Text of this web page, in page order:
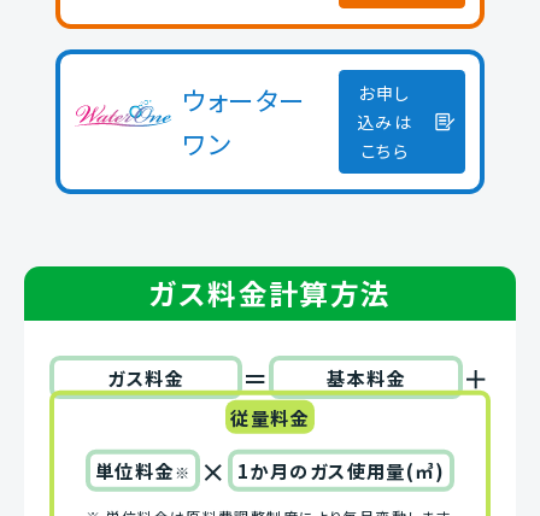
ウォーター
ワン
お申し
込みは
こちら
ガス料金計算方法
ガス料金 ＝ 基本料金 ＋
従量料金
単位料金※ × 1か月のガス使用量(㎥)